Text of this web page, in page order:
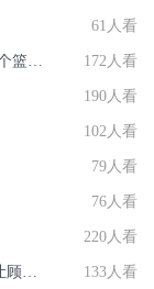
61人看
[营销技巧]软文营销宣传不要将“鸡蛋”放在一个篮子里 172人看
190人看
102人看
79人看
76人看
220人看
[营销技巧]公司品牌怎么0基础开始做宣传做让顾客信任的口碑企业品牌 133人看